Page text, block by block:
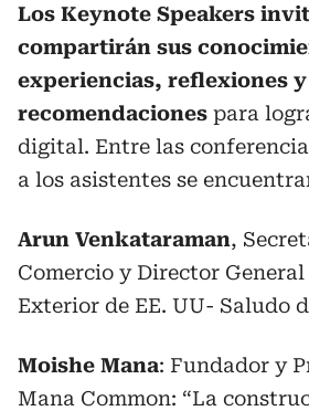
Los Keynote Speakers
compartirán sus
experiencias, reflexiones y
recomendaciones para
digital. Entre las
a los asistentes se
Arun Venkataraman,
Comercio y Director
Exterior de EE. UU- Saludo
Moishe Mana: Fundador y
Mana Common: “La